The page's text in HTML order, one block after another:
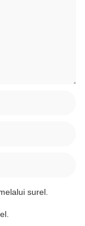
surel.